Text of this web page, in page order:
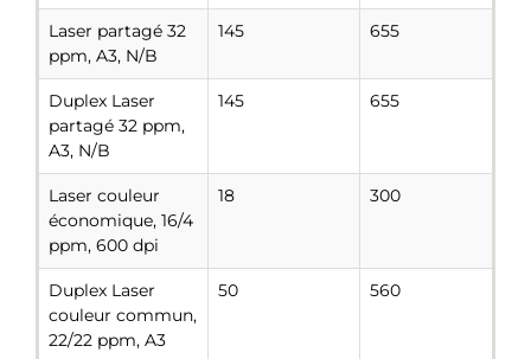
Laser partagé 32
ppm, A3, N/B
145 655
Duplex Laser
partagé 32 ppm,
A3, N/B
145 655
Laser couleur
économique, 16/4
ppm, 600 dpi
18 300
Duplex Laser
couleur commun,
22/22 ppm, A3
50 560